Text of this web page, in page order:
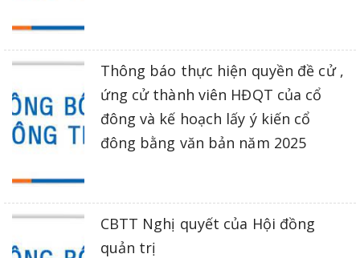
Thông báo thực hiện quyền đề cử ,
ứng cử thành viên HĐQT của cổ
đông và kế hoạch lấy ý kiến cổ
đông bằng văn bản năm 2025
CBTT Nghị quyết của Hội đồng
quản trị